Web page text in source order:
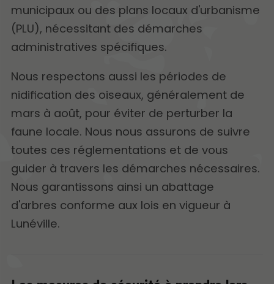
municipaux ou des plans locaux d'urbanisme
(PLU), nécessitant des démarches
administratives spécifiques.
Nous respectons aussi les périodes de
nidification des oiseaux, généralement de
mars à août, pour éviter de perturber la
faune locale. Nous nous assurons de suivre
toutes ces réglementations et de vous
guider à travers les démarches nécessaires.
Nous garantissons ainsi un abattage
d'arbres conforme aux lois en vigueur à
Lunéville.